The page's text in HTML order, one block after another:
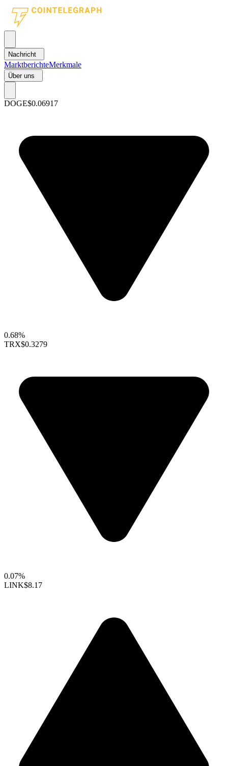
Nachricht
MarktberichteMerkmale
Über uns
DOGE$0.06917
0.68%
TRX$0.3279
0.07%
LINK$8.17